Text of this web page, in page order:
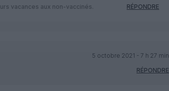
vacances aux non-vaccinés.
RÉPONDRE
5 octobre 2021 - 7 h 27 min
RÉPONDRE